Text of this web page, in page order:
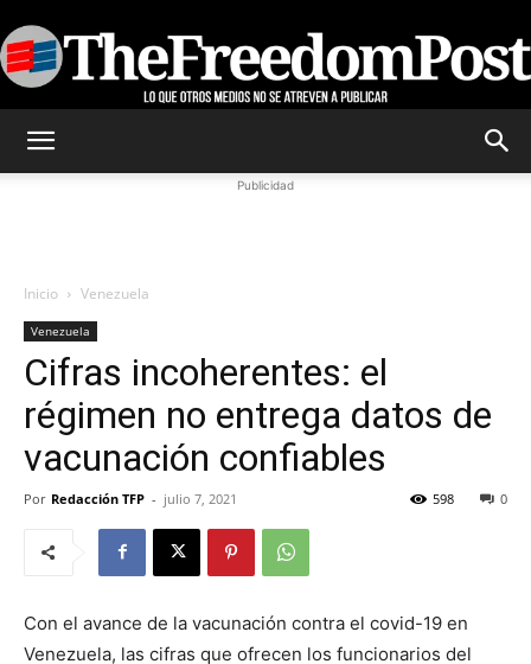
Publicidad
Inicio Venezuela
Venezuela
Cifras incoherentes: el
régimen no entrega datos de
vacunación confiables
Por Redacción TFP - julio 7, 2021 0
598
Con el avance de la vacunación contra el covid-19 en
Venezuela, las cifras que ofrecen los funcionarios del